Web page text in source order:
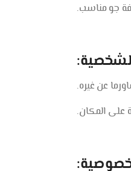
جو مناسب.
عن غيره.
على المكان.